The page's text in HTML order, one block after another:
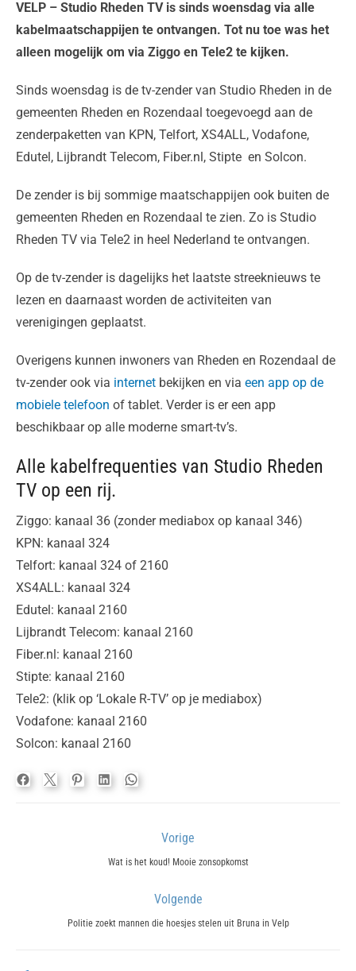
VELP – Studio Rheden TV is sinds woensdag via alle
kabelmaatschappijen te ontvangen. Tot nu toe was het
alleen mogelijk om via Ziggo en Tele2 te kijken.
Sinds woensdag is de tv-zender van Studio Rheden in de
gemeenten Rheden en Rozendaal toegevoegd aan de
zenderpaketten van KPN, Telfort, XS4ALL, Vodafone,
Edutel, Lijbrandt Telecom, Fiber.nl, Stipte en Solcon.
De zender is bij sommige maatschappijen ook buiten de
gemeenten Rheden en Rozendaal te zien. Zo is Studio
Rheden TV via Tele2 in heel Nederland te ontvangen.
Op de tv-zender is dagelijks het laatste streeknieuws te
lezen en daarnaast worden de activiteiten van
verenigingen geplaatst.
Overigens kunnen inwoners van Rheden en Rozendaal de
tv-zender ook via internet bekijken en via een app op de
mobiele telefoon of tablet. Verder is er een app
beschikbaar op alle moderne smart-tv’s.
Alle kabelfrequenties van Studio Rheden
TV op een rij.
Ziggo: kanaal 36 (zonder mediabox op kanaal 346)
KPN: kanaal 324
Telfort: kanaal 324 of 2160
XS4ALL: kanaal 324
Edutel: kanaal 2160
Lijbrandt Telecom: kanaal 2160
Fiber.nl: kanaal 2160
Stipte: kanaal 2160
Tele2: (klik op ‘Lokale R-TV’ op je mediabox)
Vodafone: kanaal 2160
Solcon: kanaal 2160
Vorige
Previous
Wat is het koud! Mooie zonsopkomst
Volgende
Next
Politie zoekt mannen die hoesjes stelen uit Bruna in Velp